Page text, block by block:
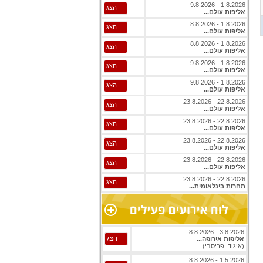
1.8.2026 - 9.8.2026
אליפות עולם...
הצג
1.8.2026 - 8.8.2026
אליפות עולם...
הצג
1.8.2026 - 8.8.2026
אליפות עולם...
הצג
1.8.2026 - 9.8.2026
אליפות עולם...
הצג
1.8.2026 - 9.8.2026
אליפות עולם...
הצג
22.8.2026 - 23.8.2026
אליפות עולם...
הצג
22.8.2026 - 23.8.2026
אליפות עולם...
הצג
22.8.2026 - 23.8.2026
אליפות עולם...
הצג
22.8.2026 - 23.8.2026
אליפות עולם...
הצג
22.8.2026 - 23.8.2026
תחרות בינלאומית...
הצג
3.8.2026 - 8.8.2026
אליפות אירופה...
(איגוד: פריסבי)
הצג
1.5.2026 - 8.8.2026